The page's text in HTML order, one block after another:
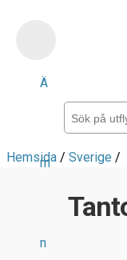
Ä
m
n
Hemsida / Sverige /